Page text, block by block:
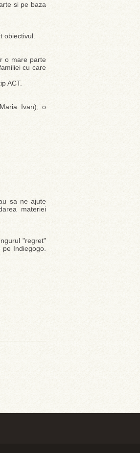
si pe baza
obiectivul.
o mare parte
cu care
ACT.
Ivan), o
sa ne ajute
materiei
"regret"
Indiegogo.